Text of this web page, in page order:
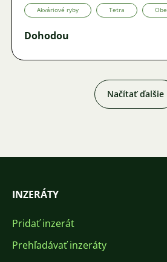
Akváriové ryby Tetra Obe
Dohodou
Načítať ďalšie
INZERÁTY
Pridať inzerát
Prehľadávať inzeráty